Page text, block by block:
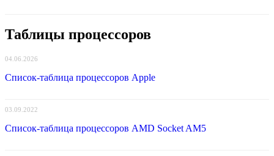
Таблицы процессоров
04.06.2026
Список-таблица процессоров Apple
03.09.2022
Список-таблица процессоров AMD Socket AM5